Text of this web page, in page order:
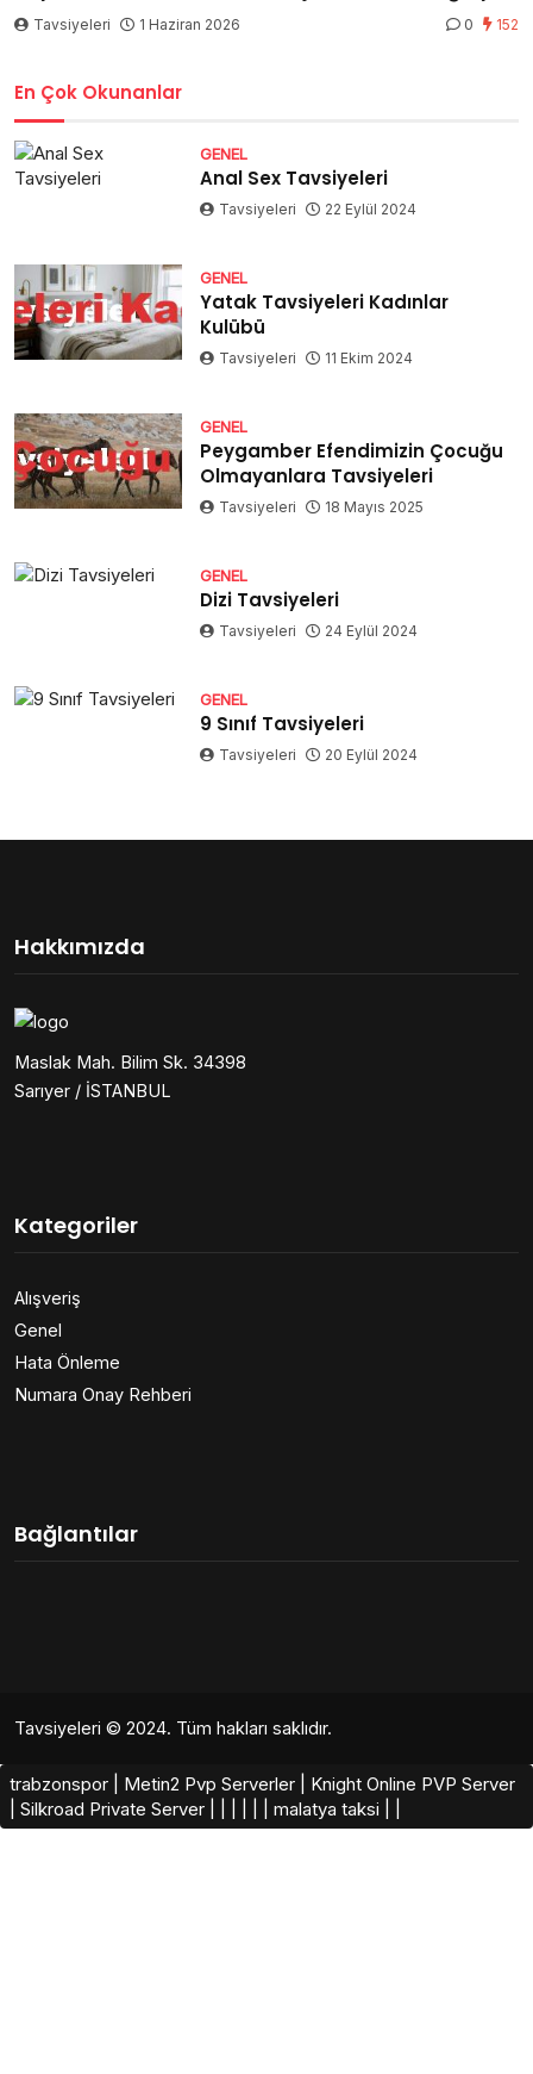
Tavsiyeleri 1 Haziran 2026 0 152
En Çok Okunanlar
GENEL
Anal Sex Tavsiyeleri
Tavsiyeleri 22 Eylül 2024
GENEL
Yatak Tavsiyeleri Kadınlar
Kulübü
Tavsiyeleri 11 Ekim 2024
GENEL
Peygamber Efendimizin Çocuğu
Olmayanlara Tavsiyeleri
Tavsiyeleri 18 Mayıs 2025
GENEL
Dizi Tavsiyeleri
Tavsiyeleri 24 Eylül 2024
GENEL
9 Sınıf Tavsiyeleri
Tavsiyeleri 20 Eylül 2024
Hakkımızda
Maslak Mah. Bilim Sk. 34398
Sarıyer / İSTANBUL
Kategoriler
Alışveriş
Genel
Hata Önleme
Numara Onay Rehberi
Bağlantılar
Tavsiyeleri © 2024. Tüm hakları saklıdır.
trabzonspor Metin2 Pvp Serverler
Knight Online PVP Server
Silkroad Private Server​ malatya taksi